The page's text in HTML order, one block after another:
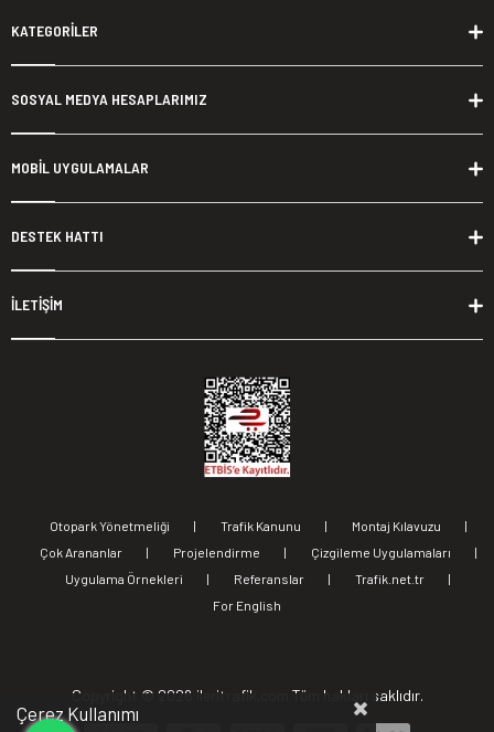
KATEGORİLER
SOSYAL MEDYA HESAPLARIMIZ
MOBİL UYGULAMALAR
DESTEK HATTI
İLETİŞİM
Otopark Yönetmeliği | Trafik Kanunu | Montaj Kılavuzu
|
Çok Arananlar
| Projelendirme | Çizgileme Uygulamaları
|
Uygulama Örnekleri
| Referanslar | Trafik.net.tr
|
For English
Copyright © 2026 ileritrafik.com Tüm hakları saklıdır.
Çerez Kullanımı